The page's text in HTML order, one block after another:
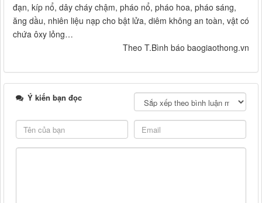
đạn, kíp nổ, dây cháy chậm, pháo nổ, pháo hoa, pháo sáng,
ăng dầu, nhiên liệu nạp cho bật lửa, diêm không an toàn, vật có
chứa ôxy lỏng…
Theo T.Bình báo baogiaothong.vn
Ý kiến bạn đọc